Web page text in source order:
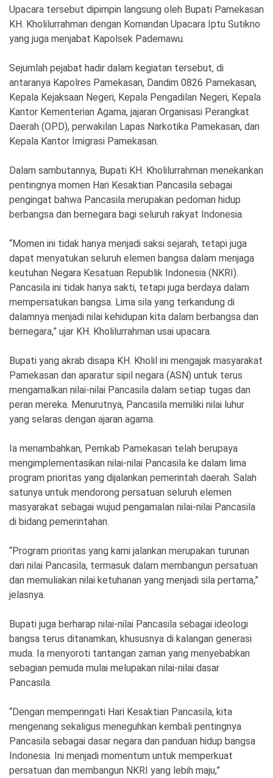
©
2026
News
Indonesia
.
All
Right
Reserve
Upacara tersebut dipimpin langsung oleh Bupati Pamekasan
KH. Kholilurrahman dengan Komandan Upacara Iptu Sutikno
yang juga menjabat Kapolsek Pademawu.
Sejumlah pejabat hadir dalam kegiatan tersebut, di
antaranya Kapolres Pamekasan, Dandim 0826 Pamekasan,
Kepala Kejaksaan Negeri, Kepala Pengadilan Negeri, Kepala
Kantor Kementerian Agama, jajaran Organisasi Perangkat
Daerah (OPD), perwakilan Lapas Narkotika Pamekasan, dan
Kepala Kantor Imigrasi Pamekasan.
Dalam sambutannya, Bupati KH. Kholilurrahman menekankan
pentingnya momen Hari Kesaktian Pancasila sebagai
pengingat bahwa Pancasila merupakan pedoman hidup
berbangsa dan bernegara bagi seluruh rakyat Indonesia.
“Momen ini tidak hanya menjadi saksi sejarah, tetapi juga
dapat menyatukan seluruh elemen bangsa dalam menjaga
keutuhan Negara Kesatuan Republik Indonesia (NKRI).
Pancasila ini tidak hanya sakti, tetapi juga berdaya dalam
mempersatukan bangsa. Lima sila yang terkandung di
dalamnya menjadi nilai kehidupan kita dalam berbangsa dan
bernegara,” ujar KH. Kholilurrahman usai upacara.
Bupati yang akrab disapa KH. Kholil ini mengajak masyarakat
Pamekasan dan aparatur sipil negara (ASN) untuk terus
mengamalkan nilai-nilai Pancasila dalam setiap tugas dan
peran mereka. Menurutnya, Pancasila memiliki nilai luhur
yang selaras dengan ajaran agama.
Ia menambahkan, Pemkab Pamekasan telah berupaya
mengimplementasikan nilai-nilai Pancasila ke dalam lima
program prioritas yang dijalankan pemerintah daerah. Salah
satunya untuk mendorong persatuan seluruh elemen
masyarakat sebagai wujud pengamalan nilai-nilai Pancasila
di bidang pemerintahan.
“Program prioritas yang kami jalankan merupakan turunan
dari nilai Pancasila, termasuk dalam membangun persatuan
dan memuliakan nilai ketuhanan yang menjadi sila pertama,”
jelasnya.
Bupati juga berharap nilai-nilai Pancasila sebagai ideologi
bangsa terus ditanamkan, khususnya di kalangan generasi
muda. Ia menyoroti tantangan zaman yang menyebabkan
sebagian pemuda mulai melupakan nilai-nilai dasar
Pancasila.
“Dengan memperingati Hari Kesaktian Pancasila, kita
mengenang sekaligus meneguhkan kembali pentingnya
Pancasila sebagai dasar negara dan panduan hidup bangsa
Indonesia. Ini menjadi momentum untuk memperkuat
persatuan dan membangun NKRI yang lebih maju,”